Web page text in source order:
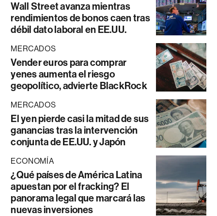
Wall Street avanza mientras
rendimientos de bonos caen tras
débil dato laboral en EE.UU.
MERCADOS
Vender euros para comprar
yenes aumenta el riesgo
geopolítico, advierte BlackRock
MERCADOS
El yen pierde casi la mitad de sus
ganancias tras la intervención
conjunta de EE.UU. y Japón
ECONOMÍA
¿Qué países de América Latina
apuestan por el fracking? El
panorama legal que marcará las
nuevas inversiones